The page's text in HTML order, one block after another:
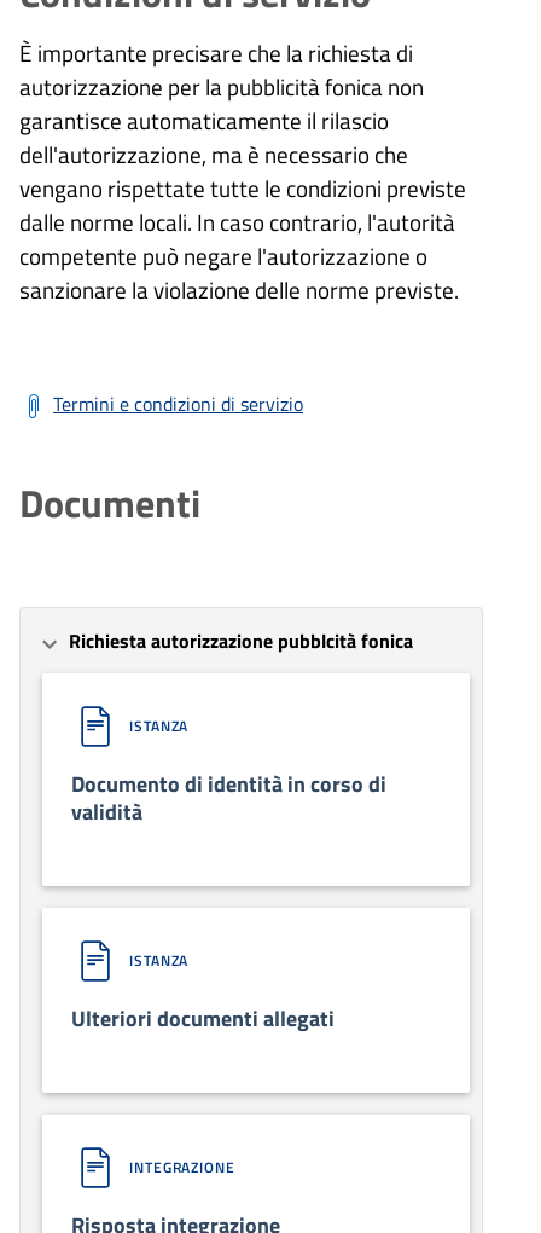
È importante precisare che la richiesta di
autorizzazione per la pubblicità fonica non
garantisce automaticamente il rilascio
dell'autorizzazione, ma è necessario che
vengano rispettate tutte le condizioni previste
dalle norme locali. In caso contrario, l'autorità
competente può negare l'autorizzazione o
sanzionare la violazione delle norme previste.
Termini e condizioni di servizio
Documenti
Richiesta autorizzazione pubblcità fonica
ISTANZA
Documento di identità in corso di
validità
ISTANZA
Ulteriori documenti allegati
INTEGRAZIONE
Risposta integrazione